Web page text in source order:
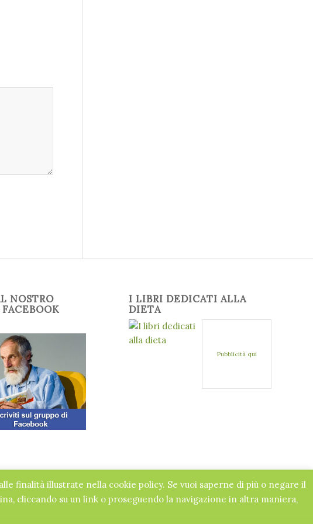
NOSTRO
I LIBRI DEDICATI ALLA
DIETA
Pubblicità qui
finalità illustrate nella cookie policy. Se vuoi saperne di più o negare il
cliccando su un link o proseguendo la navigazione in altra maniera,